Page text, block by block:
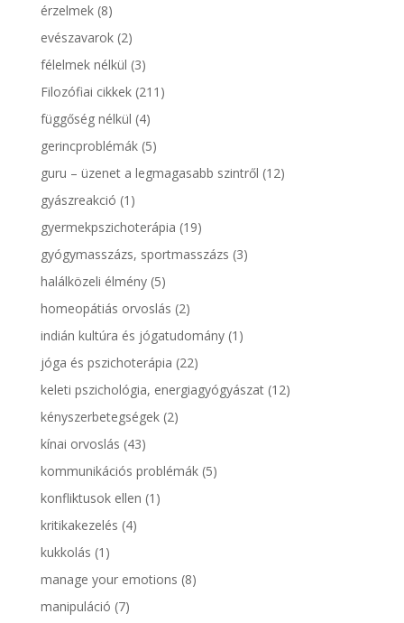
érzelmek(8)
evészavarok(2)
félelmek nélkül (3)
Filozófiai cikkek(211)
függőség nélkül (4)
gerincproblémák(5)
guru – üzenet a legmagasabb szintről (12)
gyászreakció (1)
gyermekpszichoterápia (19)
gyógymasszázs, sportmasszázs (3)
halálközeli élmény(5)
homeopátiás orvoslás (2)
indián kultúra és jógatudomány(1)
jóga és pszichoterápia (22)
keleti pszichológia, energiagyógyászat(12)
kényszerbetegségek(2)
kínai orvoslás (43)
kommunikációs problémák(5)
konfliktusok ellen (1)
kritikakezelés (4)
kukkolás (1)
manage your emotions (8)
manipuláció (7)